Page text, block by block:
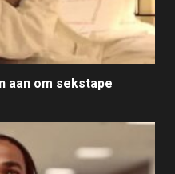
aan om sekstape